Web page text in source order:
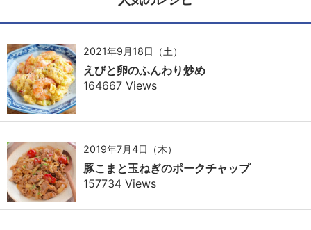
2021年9月18日（土）
えびと卵のふんわり炒め
164667 Views
2019年7月4日（木）
豚こまと玉ねぎのポークチャップ
157734 Views